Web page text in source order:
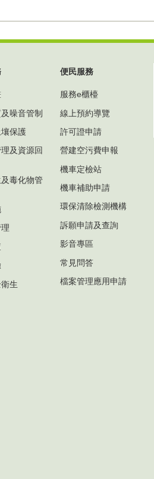
噪音管制
保護
及資源回
毒化物管
生
便民服務
服務e櫃檯
線上預約導覽
許可證申請
營建空污費申報
機車定檢站
機車補助申請
環保清除檢測機構
訴願申請及查詢
影音專區
常見問答
檔案管理應用申請